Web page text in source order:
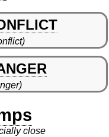
close